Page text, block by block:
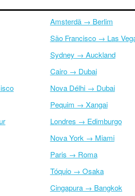
Amsterdã → Berlim
São Francisco → Las
Sydney → Auckland
Cairo → Dubai
Nova Délhi → Dubai
Pequim → Xangai
Londres → Edimburgo
Nova York → Miami
Paris → Roma
Tóquio → Osaka
Cingapura → Bangkok